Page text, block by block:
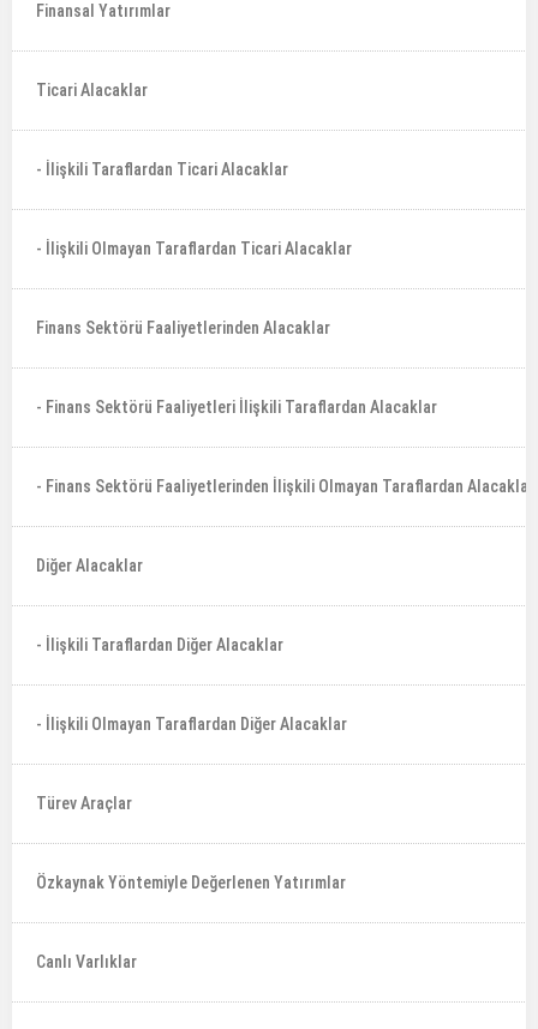
Finansal Yatırımlar
Ticari Alacaklar
- İlişkili Taraflardan Ticari Alacaklar
- İlişkili Olmayan Taraflardan Ticari Alacaklar
Finans Sektörü Faaliyetlerinden Alacaklar
- Finans Sektörü Faaliyetleri İlişkili Taraflardan Alacaklar
- Finans Sektörü Faaliyetlerinden İlişkili Olmayan Taraflardan Alacaklar
Diğer Alacaklar
- İlişkili Taraflardan Diğer Alacaklar
- İlişkili Olmayan Taraflardan Diğer Alacaklar
Türev Araçlar
Özkaynak Yöntemiyle Değerlenen Yatırımlar
Canlı Varlıklar